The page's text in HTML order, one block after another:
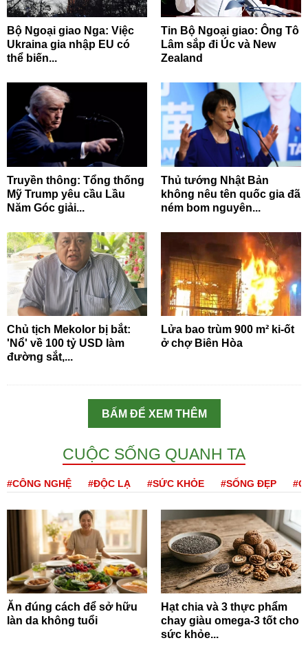
Bộ Ngoại giao Nga: Việc
Ukraina gia nhập EU có
thể biến...
Tin Bộ Ngoại giao: Ông Tô
Lâm sắp đi Úc và New
Zealand
Truyền thông: Tổng thống
Mỹ Trump yêu cầu Lầu
Năm Góc giải...
Thủ tướng Nhật Bản
không nêu tên quốc gia đã
ném bom nguyên...
Chủ tịch Mekolor bị bắt:
'Nổ' về 100 tỷ USD làm
đường sắt,...
Lửa bao trùm 900 m² ki-ốt
ở chợ Biên Hòa
BẤM ĐỂ XEM THÊM
CUỘC SỐNG QUANH TA
#CÔNG NGHỆ #ĐỘC LẠ #SỨC KHỎE #SỐNG ĐẸP
Ăn đúng cách để sở hữu
làn da không tuổi
Hạt chia và 3 thực phẩm
chay giàu omega-3 tốt cho
sức khỏe...